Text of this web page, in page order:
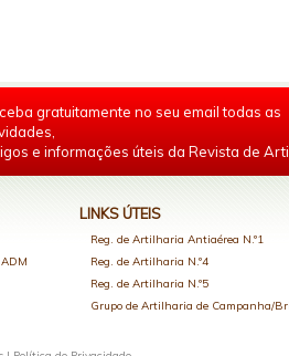
gratuitamente no seu email todas as
e informações úteis da Revista de
LINKS ÚTEIS
Reg. de Artilharia Antiaérea N.º1
Reg. de Artilharia N.º4
Reg. de Artilharia N.º5
Grupo de Artilharia de Campanha/